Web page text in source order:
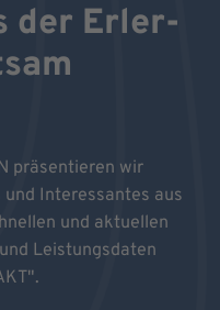
der Erler-
präsentieren wir
Interessantes aus
und aktuellen
Leistungsdaten